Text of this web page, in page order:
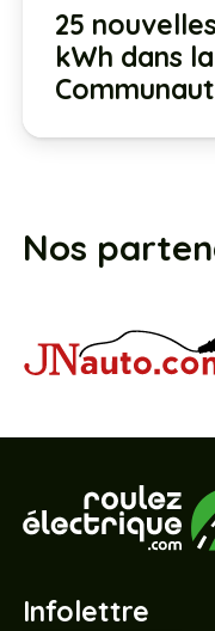
25
kWh dans
Nos
Infolettre